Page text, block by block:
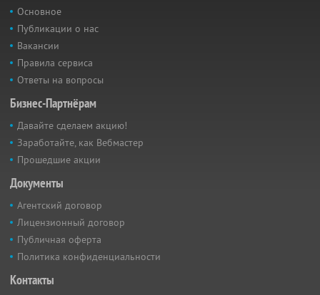
Основное
Публикации о нас
Вакансии
Правила сервиса
Ответы на вопросы
Бизнес-Партнёрам
Давайте сделаем акцию!
Заработайте, как Вебмастер
Прошедшие акции
Документы
Агентский договор
Лицензионный договор
Публичная оферта
Политика конфиденциальности
Контакты